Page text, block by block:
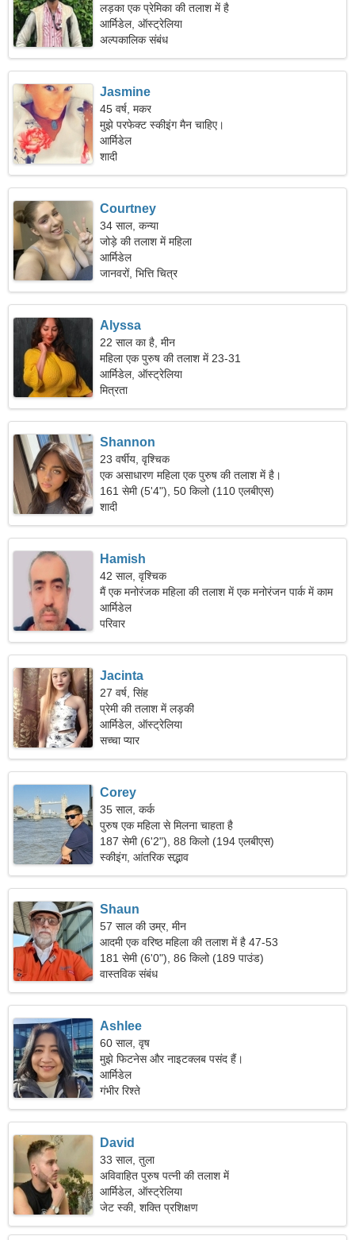
लड़का एक प्रेमिका की तलाश में है
आर्मिडेल, ऑस्ट्रेलिया
अल्पकालिक संबंध
Jasmine
45 वर्ष, मकर
मुझे परफेक्ट स्कीइंग मैन चाहिए।
आर्मिडेल
शादी
Courtney
34 साल, कन्या
जोड़े की तलाश में महिला
आर्मिडेल
जानवरों, भित्ति चित्र
Alyssa
22 साल का है, मीन
महिला एक पुरुष की तलाश में 23-31
आर्मिडेल, ऑस्ट्रेलिया
मित्रता
Shannon
23 वर्षीय, वृश्चिक
एक असाधारण महिला एक पुरुष की तलाश में है।
161 सेमी (5'4"), 50 किलो (110 एलबीएस)
शादी
Hamish
42 साल, वृश्चिक
मैं एक मनोरंजक महिला की तलाश में एक मनोरंजन पार्क में काम
करता हूं।
आर्मिडेल
परिवार
Jacinta
27 वर्ष, सिंह
प्रेमी की तलाश में लड़की
आर्मिडेल, ऑस्ट्रेलिया
सच्चा प्यार
Corey
35 साल, कर्क
पुरुष एक महिला से मिलना चाहता है
187 सेमी (6'2"), 88 किलो (194 एलबीएस)
स्कीइंग, आंतरिक सद्भाव
Shaun
57 साल की उम्र, मीन
आदमी एक वरिष्ठ महिला की तलाश में है 47-53
181 सेमी (6'0"), 86 किलो (189 पाउंड)
वास्तविक संबंध
Ashlee
60 साल, वृष
मुझे फिटनेस और नाइटक्लब पसंद हैं।
आर्मिडेल
गंभीर रिश्ते
David
33 साल, तुला
अविवाहित पुरुष पत्नी की तलाश में
आर्मिडेल, ऑस्ट्रेलिया
जेट स्की, शक्ति प्रशिक्षण